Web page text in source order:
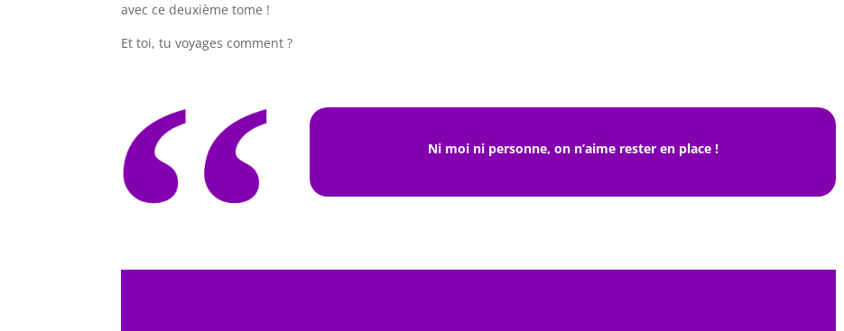
avec ce deuxième tome !
Et toi, tu voyages comment ?
Ni moi ni personne, on n’aime rester en place !